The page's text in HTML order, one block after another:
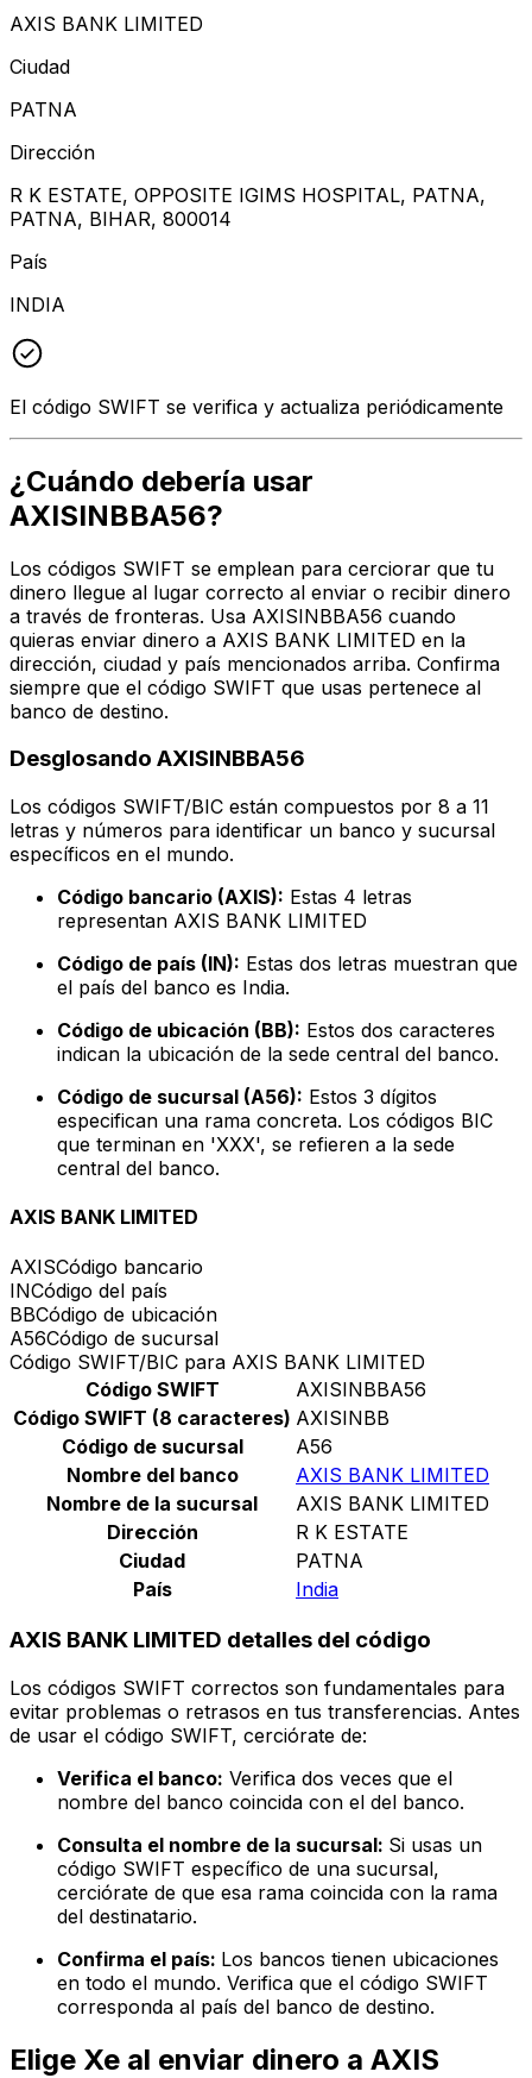
AXIS BANK LIMITED
Ciudad
PATNA
Dirección
R K ESTATE, OPPOSITE IGIMS HOSPITAL, PATNA,
PATNA, BIHAR, 800014
País
INDIA
El código SWIFT se verifica y actualiza periódicamente
¿Cuándo debería usar
AXISINBBA56?
Los códigos SWIFT se emplean para cerciorar que tu
dinero llegue al lugar correcto al enviar o recibir dinero
a través de fronteras. Usa AXISINBBA56 cuando
quieras enviar dinero a AXIS BANK LIMITED en la
dirección, ciudad y país mencionados arriba. Confirma
siempre que el código SWIFT que usas pertenece al
banco de destino.
Desglosando AXISINBBA56
Los códigos SWIFT/BIC están compuestos por 8 a 11
letras y números para identificar un banco y sucursal
específicos en el mundo.
Código bancario (AXIS): Estas 4 letras
representan AXIS BANK LIMITED
Código de país (IN): Estas dos letras muestran que
el país del banco es India.
Código de ubicación (BB): Estos dos caracteres
indican la ubicación de la sede central del banco.
Código de sucursal (A56): Estos 3 dígitos
especifican una rama concreta. Los códigos BIC
que terminan en 'XXX', se refieren a la sede
central del banco.
AXIS BANK LIMITED
AXISCódigo bancario
INCódigo del país
BBCódigo de ubicación
A56Código de sucursal
Código SWIFT/BIC para AXIS BANK LIMITED
Código SWIFT
AXISINBBA56
Código SWIFT (8 caracteres) AXISINBB
Código de sucursal
A56
Nombre del banco
AXIS BANK LIMITED
Nombre de la sucursal
AXIS BANK LIMITED
Dirección
R K ESTATE
Ciudad
PATNA
País
India
AXIS BANK LIMITED detalles del código
Los códigos SWIFT correctos son fundamentales para
evitar problemas o retrasos en tus transferencias. Antes
de usar el código SWIFT, cerciórate de:
Verifica el banco: Verifica dos veces que el
nombre del banco coincida con el del banco.
Consulta el nombre de la sucursal: Si usas un
código SWIFT específico de una sucursal,
cerciórate de que esa rama coincida con la rama
del destinatario.
Confirma el país: Los bancos tienen ubicaciones
en todo el mundo. Verifica que el código SWIFT
corresponda al país del banco de destino.
Elige Xe al enviar dinero a AXIS